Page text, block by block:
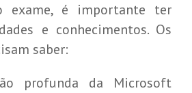
exame, é importante ter
e conhecimentos. Os
saber:
profunda da Microsoft